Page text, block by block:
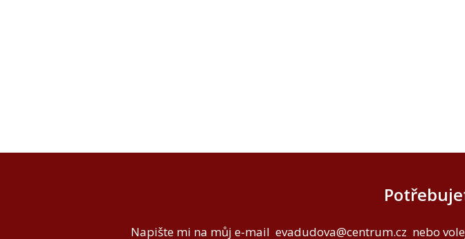
Napište mi na můj e-mail evadudova@centrum.cz nebo